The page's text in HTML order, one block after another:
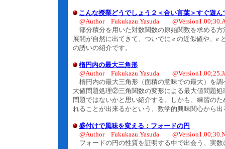
こんな授業どうでしょう２＜合い言葉＞すぐ遊
@Author Fukukazu.Yasuda
部分積分を用いた対数関数の原始関数を求める
展開が自然に出てきて、ついでに e の近似値や、 e
の誘いの紹介です。
楕円内の最大三角形
@Author Fukukazu.Yasuda
楕円内の最大三角形（面積の意味での最大）を
大値問題処理②三角関数の変形による最大値問題
問題ではないかと思い紹介する。しかも、練習の
れることが出来るかという、数学的興味関心から
盛付けで風味を変える：フォードの円
@Author Fukukazu.Yasuda
フォードの円の性質を証明する中で出会う、実